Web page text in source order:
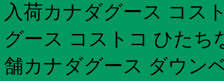
入荷カナダグース コス
グース コストコ ひたち
舗カナダグース ダウン